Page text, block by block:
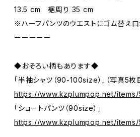
13.5 cm 裾周り 35 cm
※ハーフパンツのウエストにゴム替え
ーーーーー
◆おそろい柄もあります◆
「半袖シャツ（90-100size）」（写真5枚
https://www.kzplumpop.net/items/
「ショートパンツ（90size）」
https://www.kzplumpop.net/items/